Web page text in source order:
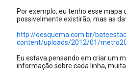
Por exemplo, eu tenho esse mapa
possivelmente existirão, mas as
http://oesquema.com.br/
content/uploads/2012/01/
Eu estava pensando em criar um
informação sobre cada linha,